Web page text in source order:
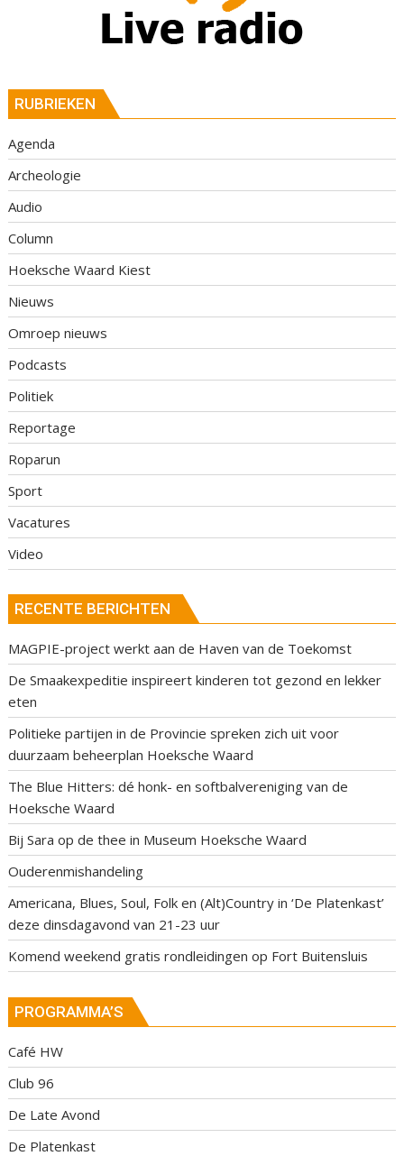
RUBRIEKEN
Agenda
Archeologie
Audio
Column
Hoeksche Waard Kiest
Nieuws
Omroep nieuws
Podcasts
Politiek
Reportage
Roparun
Sport
Vacatures
Video
RECENTE BERICHTEN
MAGPIE-project werkt aan de Haven van de Toekomst
De Smaakexpeditie inspireert kinderen tot gezond en lekker
eten
Politieke partijen in de Provincie spreken zich uit voor
duurzaam beheerplan Hoeksche Waard
The Blue Hitters: dé honk- en softbalvereniging van de
Hoeksche Waard
Bij Sara op de thee in Museum Hoeksche Waard
Ouderenmishandeling
Americana, Blues, Soul, Folk en (Alt)Country in ‘De Platenkast’
deze dinsdagavond van 21-23 uur
Komend weekend gratis rondleidingen op Fort Buitensluis
PROGRAMMA’S
Café HW
Club 96
De Late Avond
De Platenkast